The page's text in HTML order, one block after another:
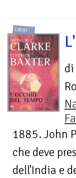
LIBRI
di
1885. John
che deve
dell'India e